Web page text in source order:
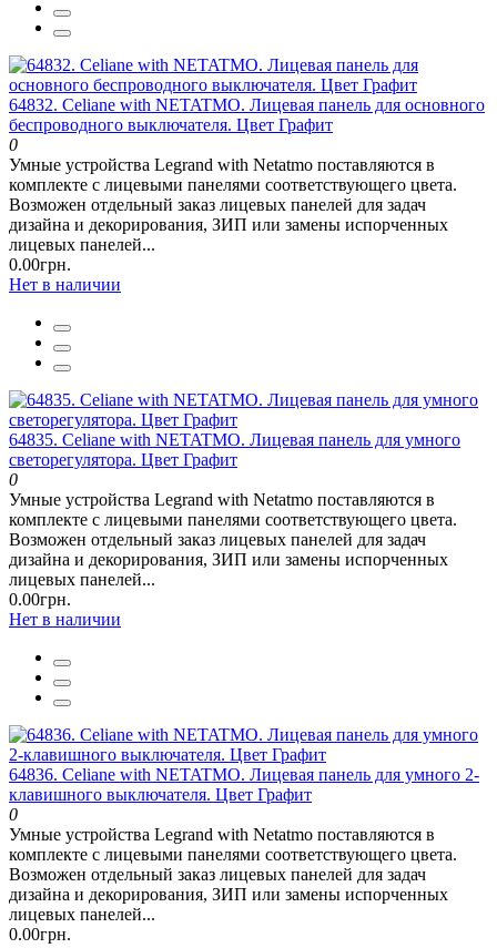
64832. Celiane with NETATMO. Лицевая панель для основного
беспроводного выключателя. Цвет Графит
0
Умные устройства Legrand with Netatmo поставляются в
комплекте с лицевыми панелями соответствующего цвета.
Возможен отдельный заказ лицевых панелей для задач
дизайна и декорирования, ЗИП или замены испорченных
лицевых панелей...
0.00грн.
Нет в наличии
64835. Celiane with NETATMO. Лицевая панель для умного
светорегулятора. Цвет Графит
0
Умные устройства Legrand with Netatmo поставляются в
комплекте с лицевыми панелями соответствующего цвета.
Возможен отдельный заказ лицевых панелей для задач
дизайна и декорирования, ЗИП или замены испорченных
лицевых панелей...
0.00грн.
Нет в наличии
64836. Celiane with NETATMO. Лицевая панель для умного 2-
клавишного выключателя. Цвет Графит
0
Умные устройства Legrand with Netatmo поставляются в
комплекте с лицевыми панелями соответствующего цвета.
Возможен отдельный заказ лицевых панелей для задач
дизайна и декорирования, ЗИП или замены испорченных
лицевых панелей...
0.00грн.